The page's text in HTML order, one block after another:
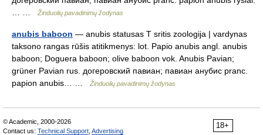
Žinduolių pavadinimų žodynas
anubis baboon — anubis statusas T sritis zoologija | vardynas
taksono rangas rūšis atitikmenys: lot. Papio anubis angl. anubis
baboon; Doguera baboon; olive baboon vok. Anubis Pavian;
grüner Pavian rus. догеровский павиан; павиан анубис pranc.
papion anubis… …
Žinduolių pavadinimų žodynas
18+
© Academic, 2000-2026
Contact us: Technical Support Advertising